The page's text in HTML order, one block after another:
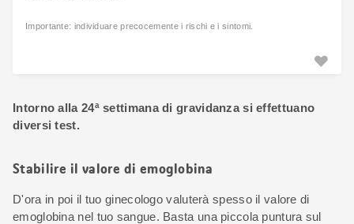
Importante: individuare precocemente i rischi e i sintomi.
Intorno alla 24ª settimana di gravidanza si effettuano
diversi test.
Stabilire il valore di emoglobina
D'ora in poi il tuo ginecologo valuterà spesso il valore di
emoglobina nel tuo sangue. Basta una piccola puntura sul